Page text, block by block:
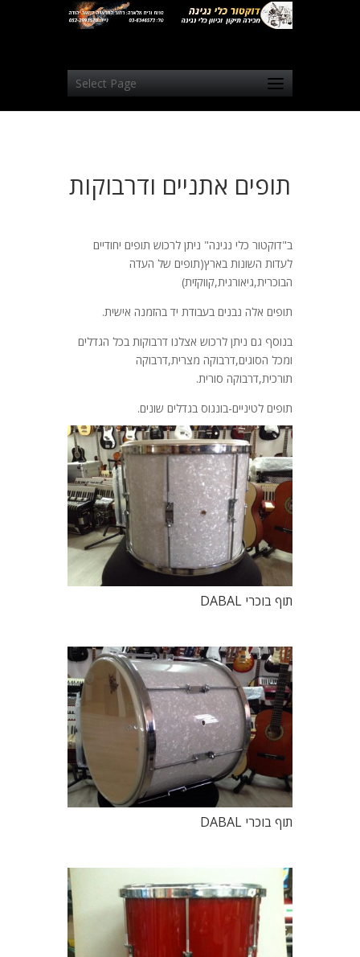
Select Page
תופים אתניים ודרבוקות
ב"דוקטור כלי נגינה" ניתן לרכוש תופים יחודיים
לעדות השונות בארץ(תופים של העדה
הבוכרית,גיאורגית,קווקזית)
תופים אלה נבנים בעבודת יד בהזמנה אישית.
בנוסף גם ניתן לרכוש אצלנו דרבוקות בכל הגדלים
ומכל הסוגים,דרבוקה מצרית,דרבוקה
תורכית,דרבוקה סורית.
תופים לטיניים-בונגוס בגדלים שונים.
תוף בוכרי DABAL
תוף בוכרי DABAL